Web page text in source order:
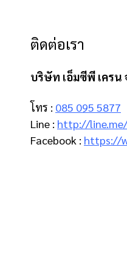
ติดต่อเรา
บริษัท เอ็มซีพี เครน
โทร : 085 095 5877
Line : http://
Facebook : https://